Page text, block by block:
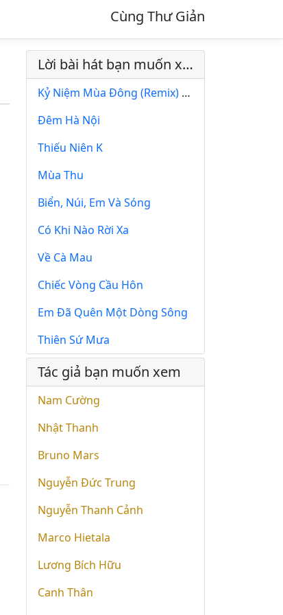
Cùng Thư Giản
Lời bài hát bạn muốn xem
Kỷ Niệm Mùa Đông (Remix) - Bằng Cường
Đêm Hà Nội
Thiếu Niên K
Mùa Thu
Biển, Núi, Em Và Sóng
Có Khi Nào Rời Xa
Về Cà Mau
Chiếc Vòng Cầu Hôn
Em Đã Quên Một Dòng Sông
Thiên Sứ Mưa
Tác giả bạn muốn xem
Nam Cường
Nhật Thanh
Bruno Mars
Nguyễn Đức Trung
Nguyễn Thanh Cảnh
Marco Hietala
Lương Bích Hữu
Canh Thân